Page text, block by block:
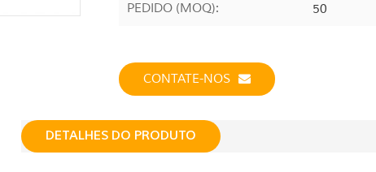
PEDIDO (MOQ):
50
CONTATE-NOS
DETALHES DO PRODUTO